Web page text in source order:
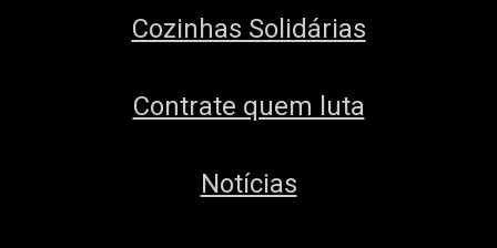
Cozinhas Solidárias
Contrate quem luta
Notícias